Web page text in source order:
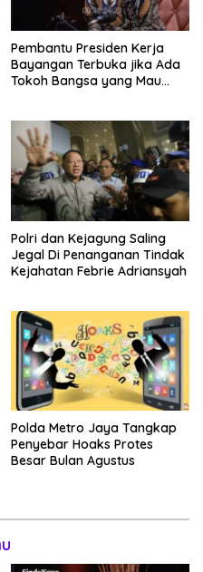
Pembantu Presiden Kerja
Bayangan Terbuka jika Ada
Tokoh Bangsa yang Mau
Polri dan Kejagung Saling
Jegal Di Penanganan Tindak
Kejahatan Febrie Adriansyah
Polda Metro Jaya Tangkap
Penyebar Hoaks Protes
Besar Bulan Agustus